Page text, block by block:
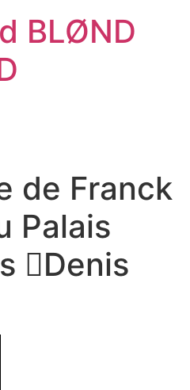
BLØND
de Franck
Palais
Denis